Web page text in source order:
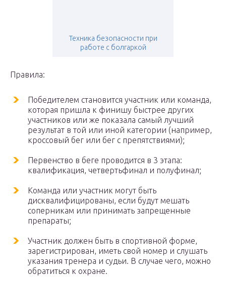
Техника безопасности при
работе с болгаркой
Правила:
Победителем становится участник или команда,
которая пришла к финишу быстрее других
участников или же показала самый лучший
результат в той или иной категории (например,
кроссовый бег или бег с препятствиями);
Первенство в беге проводится в 3 этапа:
квалификация, четвертьфинал и полуфинал;
Команда или участник могут быть
дисквалифицированы, если будут мешать
соперникам или принимать запрещенные
препараты;
Участник должен быть в спортивной форме,
зарегистрирован, иметь свой номер и слушать
указания тренера и судьи. В случае чего, можно
обратиться к охране.